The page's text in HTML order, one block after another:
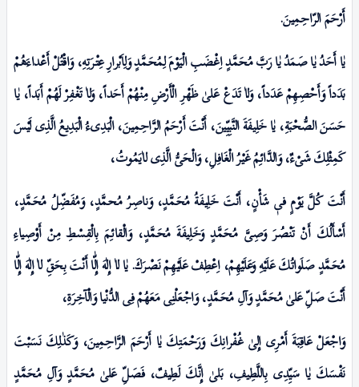
أَرْحَمَ الرّاحِمِینَ.
يٰا أَحَدُ يٰا صَمَدُ يٰا رَبَّ مُحَمَّدٍ اِغْضَبِ الْيَوْمَ لِمُحَمَّدٍ وَلِاَبْرارِ عِتْـرَتِهِ، وَاقْتُلْ أَعْداءَهُمْ
بَدَداً وَأَحْصِهِمْ عَدَداً، وَلاٰ تَدَعْ عَلیٰ ظَهْرِ الْأَرْضِ مِنْهُمْ أَحَداً، وَلاٰ تَغْفِرْ لَهُمْ أَبَداً، يٰا
حَسَنَ الصُّحْبَةِ، يٰا خَلِيفَةَ النَّبِيِّینَ، أَنْتَ أَرْحَمُ الرَّاحِمِینَ، الْبَدِىءُ الْبَدِيعُ الَّذِى لَيْسَ
كَمِثْلِكَ شَیْءٌ، وَالدَّائِمُ غَيْـرُ الْغَافِلِ، وَالْحَىُّ الَّذِى لاٰیَمُوتُ،
أَنْتَ كُلَّ يَوْمٍ فیٖ شَأْنٍ، أَنْتَ خَلِيفَةُ مُحَمَّدٍ، وَناصِـرُ مُحمَّدٍ، وَمُفَضِّلُ مُحَمَّدٍ،
أَسْأَلُكَ أَنْ تَنْصُـرَ وَصِیَّ مُحَمَّدٍ وَخَلِيفَةَ مُحَمَّدٍ، وَالْقائِمَ بِالْقِسْطِ مِنْ أَوْصِياءِ
مُحَمَّدٍ صَلَواتُكَ عَلَيْهِ وَعَلَيْهِمْ، اِعْطِفْ عَلَيْهِمْ نَصْـرَكَ. يٰا لاٰ إِلٰهَ إِلّٰا أَنْتَ بِحَقِّ لاٰ إِلٰهَ إِلّٰا
أَنْتَ صَلِّ عَلیٰ مُحَمَّدٍ وَآلِ مُحَمَّدٍ، وَاجْعَلْنِى مَعَهُمْ فِی الدُّنْيا وَالْآخِرَةِ،
وَاجْعَلْ عَاقِبَةَ أَمْرِى إِلیٰ غُفْرانِكَ وَرَحْمَتِكَ يٰا أَرْحَمَ الرَّاحِمِینَ، وَكَذٰلِكَ نَسَبْتَ
نَفْسَكَ يٰا سَيِّدِى بِاللَّطِيفِ، بَلیٰ إِنَّكَ لَطِيفٌ، فَصَلِّ عَلیٰ مُحَمَّدٍ وَآلِ مُحَمَّدٍ